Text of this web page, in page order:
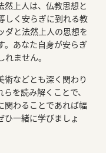
然上人は、仏教思想と
しく安らぎに到れる教
ダと法然上人の思想を
。あなた自身が安らぎ
ません。
術などとも深く関わり
を読み解くことで、
関わることであれば幅
ひ一緒に学びましょ